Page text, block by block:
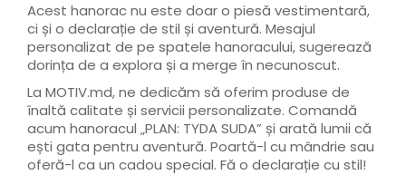
Acest hanorac nu este doar o piesă vestimentară,
ci și o declarație de stil și aventură. Mesajul
personalizat de pe spatele hanoracului, sugerează
dorința de a explora și a merge în necunoscut.
La MOTIV.md, ne dedicăm să oferim produse de
înaltă calitate și servicii personalizate. Comandă
acum hanoracul „PLAN: TYDA SUDA” și arată lumii că
ești gata pentru aventură. Poartă-l cu mândrie sau
oferă-l ca un cadou special. Fă o declarație cu stil!